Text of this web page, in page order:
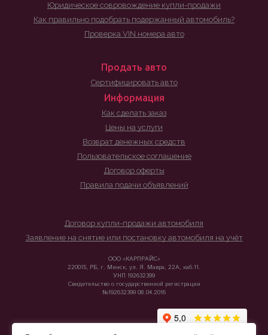
Юридическое совровождение купли-продажи
Как правильно подобрать подержанный автомобиль?
Проверка VIN номера авто
Продать авто
Сертифицировать авто
Информация
Как сделать заказ
Цены на услуги
Возврат денежных средств
Пользовательское соглашение
Договор оферты
Правила подачи объявлений
Договор купли-продажи автомобиля
Заявление на снятие или постановку автомобиля на учёт
ООО «КАРПРАЙС»
220015, РБ, г. Минск, ул. Я. Мавра, 22А, каб.11.
УНП 192632399
Свидетельство о государственной регистрации
№192632399 08.04.2016